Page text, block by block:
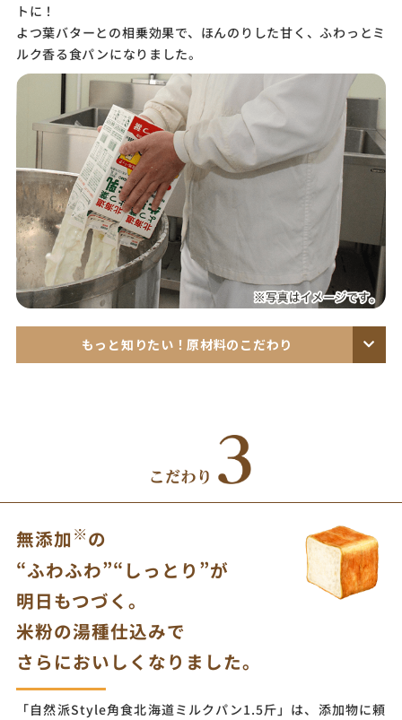
トに！
よつ葉バターとの相乗効果で、 ほんのりした甘く、ふわっとミ
ルク香る食パンになりました。
もっと知りたい！原材料のこだわり
無添加※の
“ふわふわ”“しっとり”が
明日もつづく。
米粉の湯種仕込みで
さらにおいしくなりました。
「自然派Style角食北海道ミルクパン1.5斤」は、添加物に頼